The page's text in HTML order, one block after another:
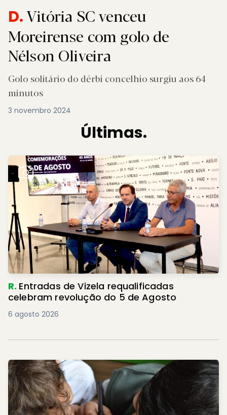
D.Vitória SC venceu
Moreirense com golo de
Nélson Oliveira
Golo solitário do dérbi concelhio surgiu aos 64
minutos
3 novembro 2024
Últimas.
R. Entradas de Vizela requalificadas
celebram revolução do 5 de Agosto
6 agosto 2026